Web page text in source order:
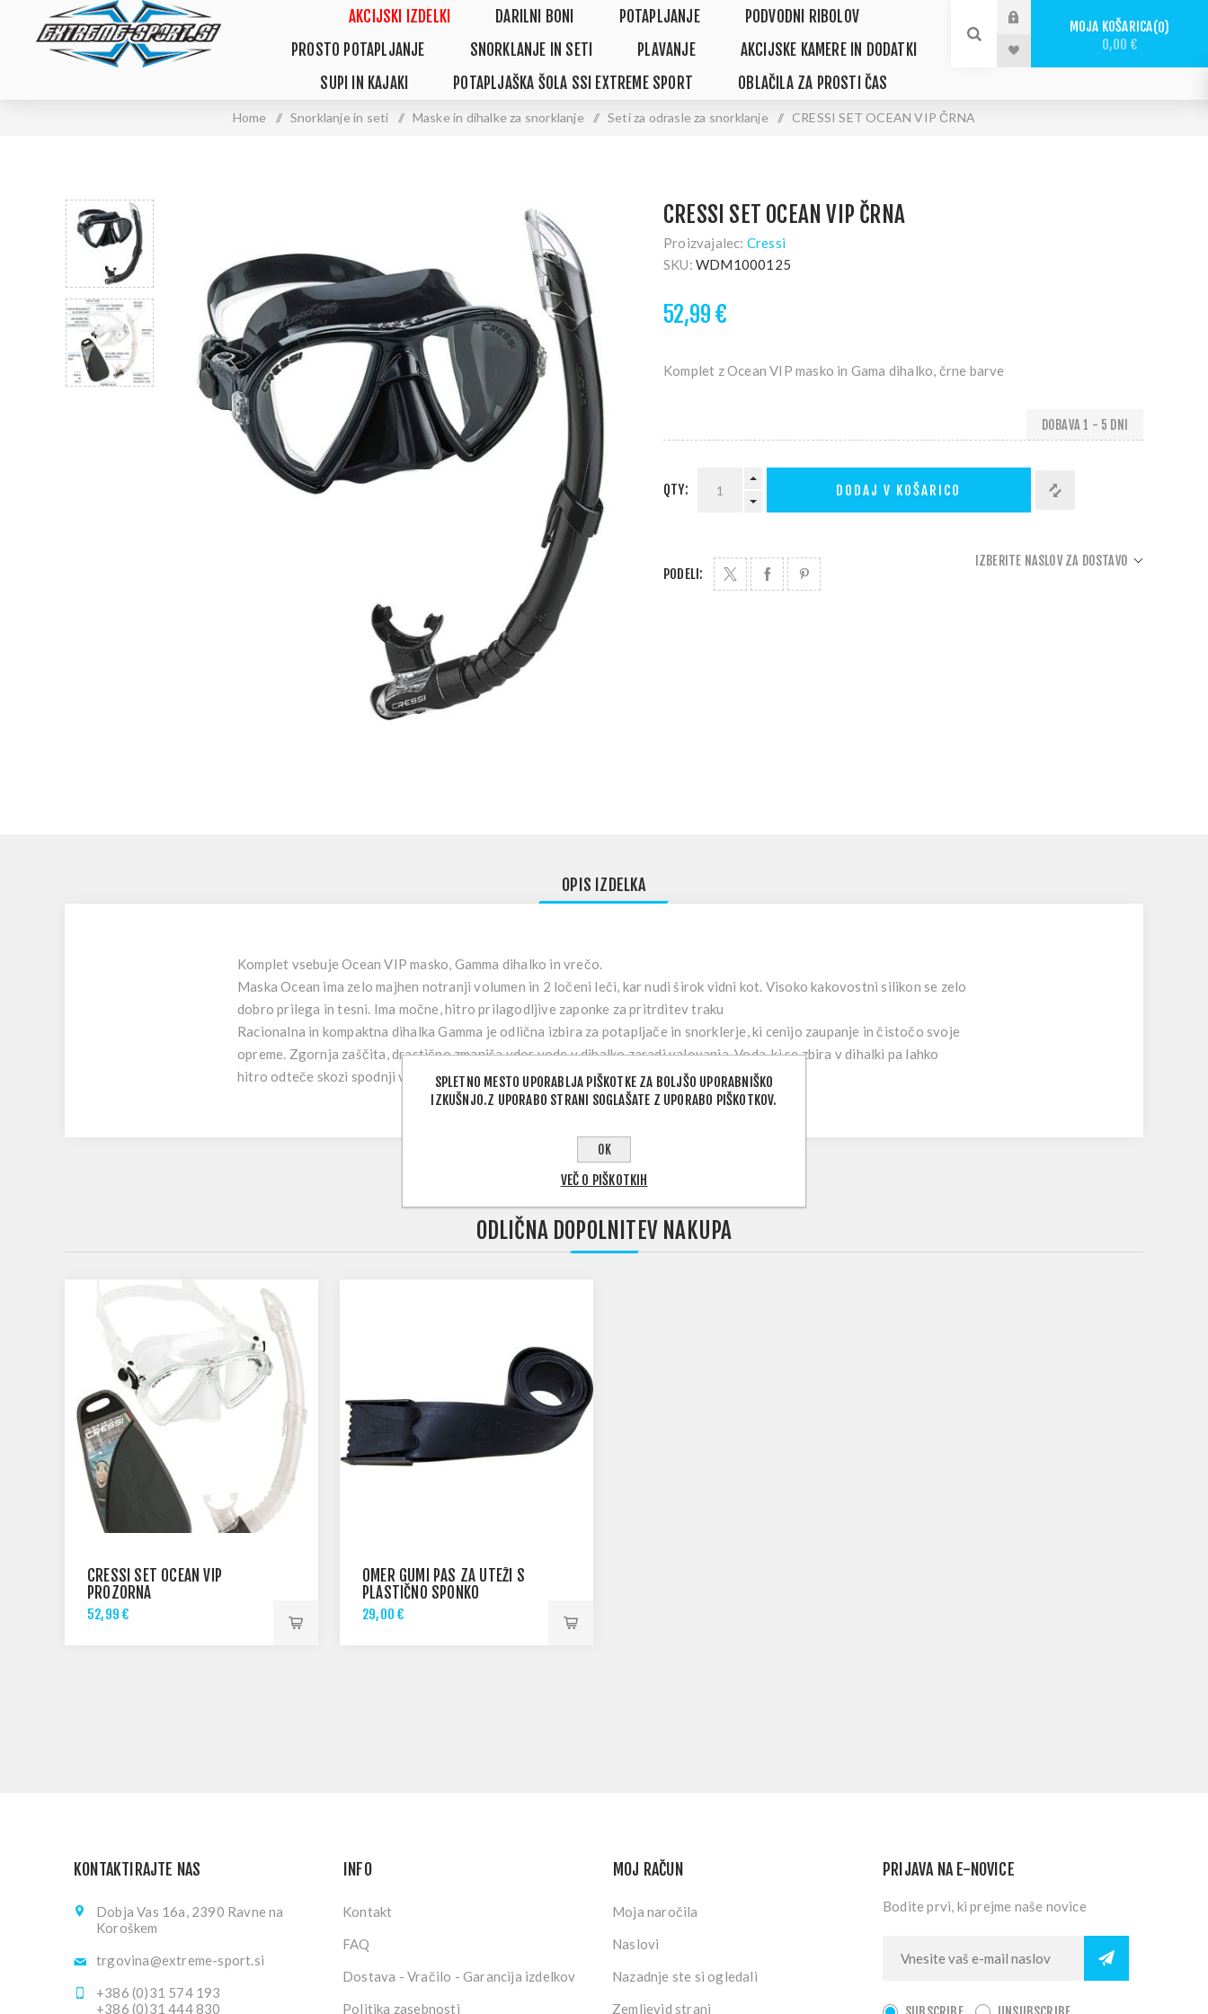
AKCIJSKI IZDELKI DARILNI BONI POTAPLJANJE
PODVODNI RIBOLOV
PROSTO POTAPLJANJE
SNORKLANJE IN SETI PLAVANJE
AKCIJSKE KAMERE IN DODATKI
SUPI IN KAJAKI
POTAPLJAŠKA ŠOLA SSI EXTREME SPORT OBLAČILA ZA PROSTI ČAS
MOJA KOŠARICA 0
0,00 €
Home / Snorklanje in seti / Maske in dihalke za snorklanje / Seti za odrasle za snorklanje / CRESSI SET OCEAN VIP ČRNA
CRESSI SET OCEAN VIP ČRNA
Proizvajalec: Cressi
SKU: WDM1000125
52,99 €
Komplet z Ocean VIP masko in Gama dihalko, črne barve
DOBAVA 1 - 5 DNI
QTY: DODAJ V KOŠARICO
PODELI:
IZBERITE NASLOV ZA DOSTAVO
OPIS IZDELKA
Komplet vsebuje Ocean VIP masko, Gamma dihalko in vrečo.
Maska Ocean ima zelo majhen notranji volumen in 2 ločeni leči, kar nudi širok vidni kot. Visoko kakovostni silikon se zelo
dobro prilega in tesni. Ima močne, hitro prilagodljive zaponke za pritrditev traku
Racionalna in kompaktna dihalka Gamma je odlična izbira za potapljače in snorklerje, ki cenijo zaupanje in čistočo svoje
opreme. Zgornja zaščita, drastično zmanjša vdor vode v dihalko zaradi valovanja. Voda, ki se zbira v dihalki pa lahko
hitro odteče skozi spodnji ventil, brez da bi vplivala na dihanje.
ODLIČNA DOPOLNITEV NAKUPA
CRESSI SET OCEAN VIP
PROZORNA
52,99 €
OMER GUMI PAS ZA UTEŽI S
PLASTIČNO SPONKO
29,00 €
KONTAKTIRAJTE NAS
Dobja Vas 16a, 2390 Ravne na
Koroškem
trgovina@extreme-sport.si
+386 (0)31 574 193
+386 (0)31 444 830
INFO
Kontakt
FAQ
Dostava - Vračilo - Garancija izdelkov
Politika zasebnosti
MOJ RAČUN
Moja naročila
Naslovi
Nazadnje ste si ogledali
Zemljevid strani
PRIJAVA NA E-NOVICE
Bodite prvi, ki prejme naše novice
SPLETNO MESTO UPORABLJA PIŠKOTKE ZA BOLJŠO UPORABNIŠKO
IZKUŠNJO.Z UPORABO STRANI SOGLAŠATE Z UPORABO PIŠKOTKOV.
OK
VEČ O PIŠKOTKIH